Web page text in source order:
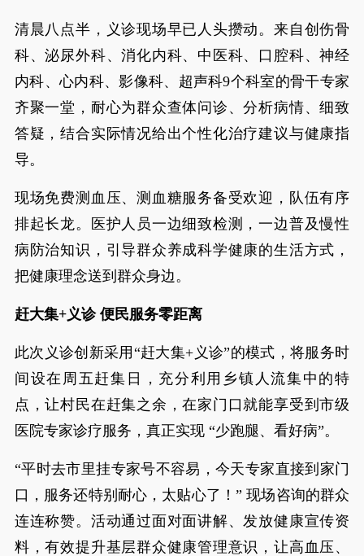
清晨八点半，义诊现场早已人头攒动。来自创伤骨
科、泌尿外科、消化内科、中医科、口腔科、神经
内科、心内科、影像科、超声科9个科室的骨干专家
齐聚一堂，耐心为群众查体问诊、分析病情、细致
答疑，结合实际情况给出个性化治疗建议与健康指
导。
现场免费测血压、测血糖服务备受欢迎，队伍有序
排起长龙。医护人员一边细致检测，一边普及慢性
病防治知识，引导群众养成科学健康的生活方式，
把健康理念送到群众身边。
赶大集+义诊 便民服务零距离
此次义诊创新采用“赶大集+义诊”的模式，将服务时
间设在周五赶集日，充分利用乡镇人流集中的特
点，让村民在赶集之余，在家门口就能享受到市级
医院专家诊疗服务，真正实现 “少跑腿、看好病”。
“平时去市里挂专家号不容易，今天专家直接到家门
口，服务还特别耐心，太贴心了！” 现场咨询的群众
连连称赞。活动通过面对面讲解、发放健康宣传资
料，有效提升基层群众健康管理意识，让高血压、